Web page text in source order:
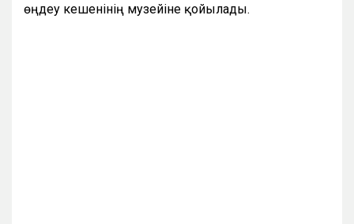
өңдеу кешенінің музейіне қойылады.